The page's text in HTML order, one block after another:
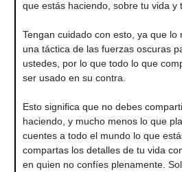
que estás haciendo, sobre tu vida y
Tengan cuidado con esto, ya que lo
una táctica de las fuerzas oscuras
ustedes, por lo que todo lo que
ser usado en su contra.
Esto significa que no debes
haciendo, y mucho menos lo que
cuentes a todo el mundo lo que
compartas los detalles de tu vida
en quien no confíes plenamente.